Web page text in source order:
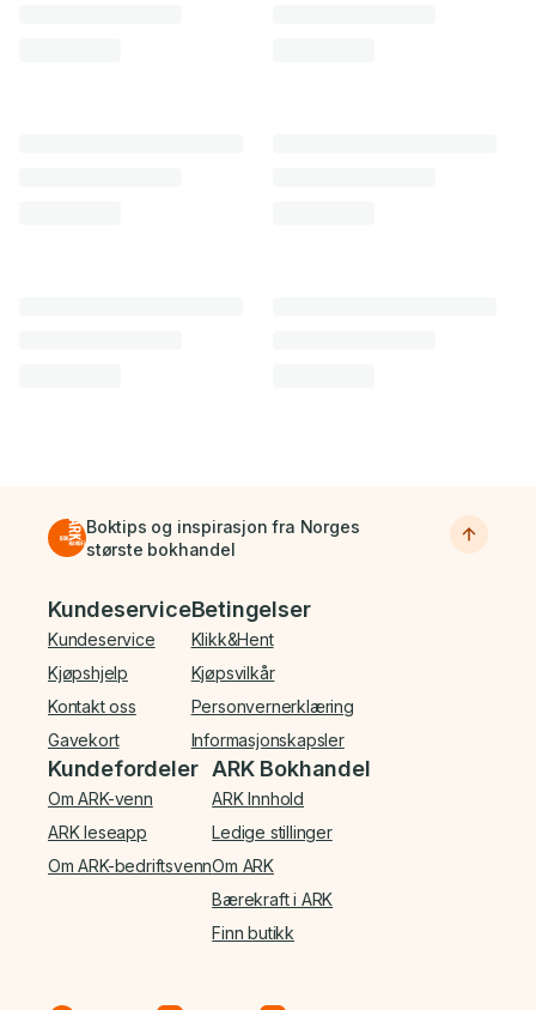
Boktips og inspirasjon fra Norges
største bokhandel
Bunnmeny
Kundeservice
Kundeservice
Kjøpshjelp
Kontakt oss
Gavekort
Betingelser
Klikk&Hent
Kjøpsvilkår
Personvernerklæring
Informasjonskapsler
Kundefordeler
Om ARK-venn
ARK leseapp
Om ARK-bedriftsvenn
ARK Bokhandel
ARK Innhold
Ledige stillinger
Om ARK
Bærekraft i ARK
Finn butikk